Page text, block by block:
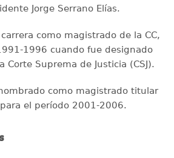
Jorge Serrano Elías.
como magistrado de la CC,
1996 cuando fue designado
Corte Suprema de Justicia (CSJ).
como magistrado titular
el período 2001-2006.